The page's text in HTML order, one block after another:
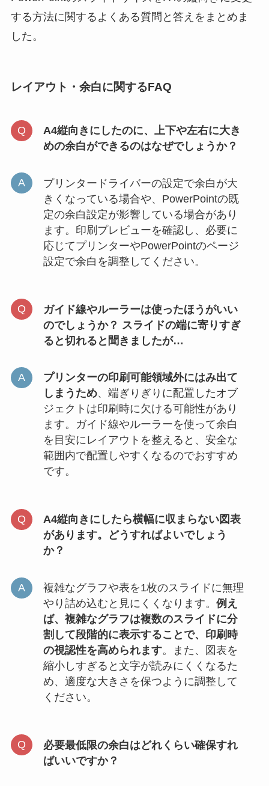
する方法に関するよくある質問と答えをまとめま
した。
レイアウト・余白に関するFAQ
A4縦向きにしたのに、上下や左右に大き
めの余白ができるのはなぜでしょうか？
プリンタードライバーの設定で余白が大
きくなっている場合や、PowerPointの既
定の余白設定が影響している場合があり
ます。印刷プレビューを確認し、必要に
応じてプリンターやPowerPointのページ
設定で余白を調整してください。
ガイド線やルーラーは使ったほうがいい
のでしょうか？ スライドの端に寄りすぎ
ると切れると聞きましたが…
プリンターの印刷可能領域外にはみ出て
しまうため、端ぎりぎりに配置したオブ
ジェクトは印刷時に欠ける可能性があり
ます。ガイド線やルーラーを使って余白
を目安にレイアウトを整えると、安全な
範囲内で配置しやすくなるのでおすすめ
です。
A4縦向きにしたら横幅に収まらない図表
があります。どうすればよいでしょう
か？
複雑なグラフや表を1枚のスライドに無理
やり詰め込むと見にくくなります。 例え
ば、複雑なグラフは複数のスライドに分
割して段階的に表示することで、印刷時
の視認性を高められます。また、図表を
縮小しすぎると文字が読みにくくなるた
め、適度な大きさを保つように調整して
ください。
必要最低限の余白はどれくらい確保すれ
ばいいですか？